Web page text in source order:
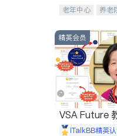
老年中心 养老
精英会员
VSA Future
iTalkBB精英